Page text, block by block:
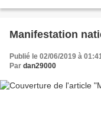
Manifestation
Publié le 02/06/2019 à
Par dan29000